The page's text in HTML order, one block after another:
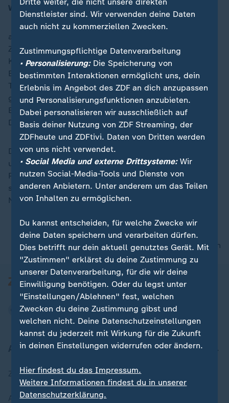
Wie stabil ist die NATO aktuell?
auslandsjournal – der Podcast: "Der Trump-Effekt".
ZDF-Sonderkorrespondentin Katrin Eigendorf, Brüssel-
Korrespondent Ulf Röller und Washington-Studioleiter
Elmar Theveßen analysieren jede Woche die von der
Trump-Präsidentschaft ausgelösten tiefgreifenden,
globalen Veränderungen. Es geht um Macht,
Erpressung, militärische und wirtschaftliche
Druckmittel und Narzissmus als Regierungsstil.
Die Hosts ordnen die wichtigsten Entwicklungen ein
und erklären komplexe Zusammenhänge. Ein (Video)-
Podcast für alle, die verstehen wollen, warum die Welt
seit Trump nicht mehr dieselbe ist – und was als
Nächstes kommen könnte.
nach oben
Aktuell bei ZDFheute
Zuletzt veröffentlicht
Aktuelle Sendungs-Videos
Dienstleister sind. Wir verwenden deine Daten
auch nicht zu kommerziellen Zwecken.
Zustimmungspflichtige Datenverarbeitung
• Personalisierung:Die Speicherung von
bestimmten Interaktionen ermöglicht uns, dein
Erlebnis im Angebot des ZDF an dich anzupassen
und Personalisierungsfunktionen anzubieten.
Dabei personalisieren wir ausschließlich auf
Basis deiner Nutzung von ZDF Streaming, der
ZDFheute und ZDFtivi. Daten von Dritten werden
von uns nicht verwendet.
• Social Media und externe Drittsysteme:Wir
nutzen Social-Media-Tools und Dienste von
anderen Anbietern. Unter anderem um das Teilen
von Inhalten zu ermöglichen.
Du kannst entscheiden, für welche Zwecke wir
deine Daten speichern und verarbeiten dürfen.
Dies betrifft nur dein aktuell genutztes Gerät. Mit
"Zustimmen" erklärst du deine Zustimmung zu
unserer Datenverarbeitung, für die wir deine
Einwilligung benötigen. Oder du legst unter
"Einstellungen/Ablehnen" fest, welchen
Zwecken du deine Zustimmung gibst und
welchen nicht. Deine Datenschutzeinstellungen
kannst du jederzeit mit Wirkung für die Zukunft
in deinen Einstellungen widerrufen oder ändern.
Hier findest du das Impressum.
Weitere Informationen findest du in unserer
Datenschutzerklärung.